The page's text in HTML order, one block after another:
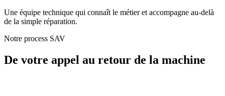
Une équipe technique qui connaît le métier et accompagne au-delà
de la simple réparation.
Notre process SAV
De votre appel au retour de la machine